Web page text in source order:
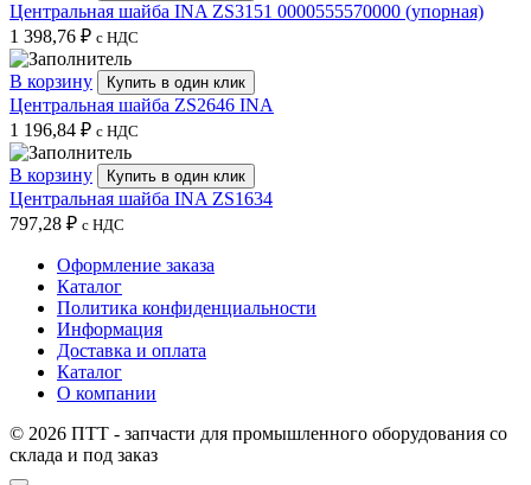
Центральная шайба INA ZS3151 0000555570000 (упорная)
1 398,76 ₽ с НДС
В корзину Купить в один клик
Центральная шайба ZS2646 INA
1 196,84 ₽ с НДС
В корзину Купить в один клик
Центральная шайба INA ZS1634
797,28 ₽ с НДС
Оформление заказа
Каталог
Политика конфиденциальности
Информация
Доставка и оплата
Каталог
О компании
© 2026 ПТТ - запчасти для промышленного оборудования со
склада и под заказ